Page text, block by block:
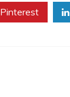
Pinterest